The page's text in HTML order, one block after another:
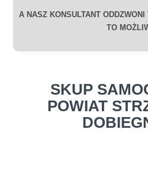
A NASZ KONSULTANT
TO
SKUP
POWIAT